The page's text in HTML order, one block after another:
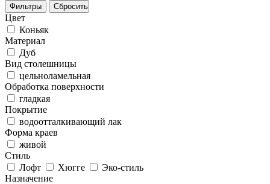
Цвет
Коньяк
Материал
Дуб
Вид столешницы
цельноламельная
Обработка поверхности
гладкая
Покрытие
водоотталкивающий лак
Форма краев
живой
Стиль
Лофт
Хюгге
Эко-стиль
Назначение